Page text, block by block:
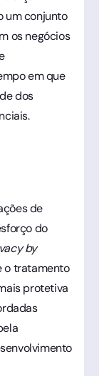
um conjunto
os negócios
em que
dos
de
do
by
o tratamento
protetiva